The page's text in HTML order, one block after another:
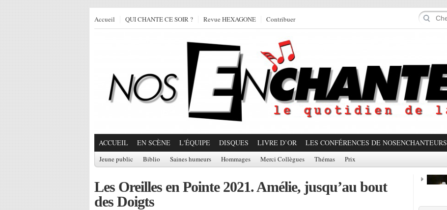
Accueil QUI CHANTE CE SOIR ? Revue HEXAGONE Contribuer
ACCUEIL EN SCÈNE L'ÉQUIPE DISQUES LIVRE D’OR LES CONFÉRENCES DE NOSENCHANTEURS
Jeune public Biblio Saines humeurs Hommages Merci Collègues Thémas Prix
Les Oreilles en Pointe 2021. Amélie, jusqu’au bout
des Doigts